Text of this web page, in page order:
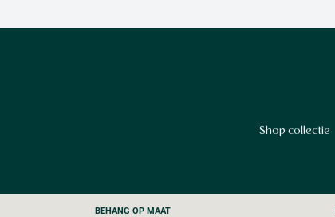
Shop collectie
BEHANG OP MAAT